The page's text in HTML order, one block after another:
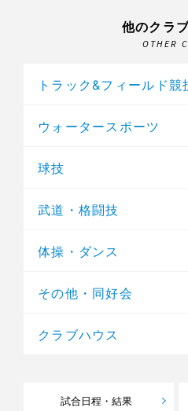
他のクラ
OTHER
トラック&フィールド競
ウォータースポーツ
球技
武道・格闘技
体操・ダンス
その他・同好会
クラブハウス
試合日程・結果